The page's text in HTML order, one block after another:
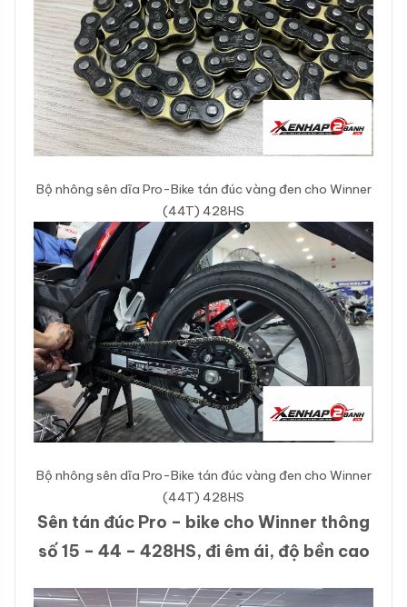
Bộ nhông sên dĩa Pro-Bike tán đúc vàng đen cho Winner
(44T) 428HS
Bộ nhông sên dĩa Pro-Bike tán đúc vàng đen cho Winner
(44T) 428HS
Sên tán đúc Pro – bike cho Winner thông
số 15 – 44 – 428HS, đi êm ái, độ bền cao